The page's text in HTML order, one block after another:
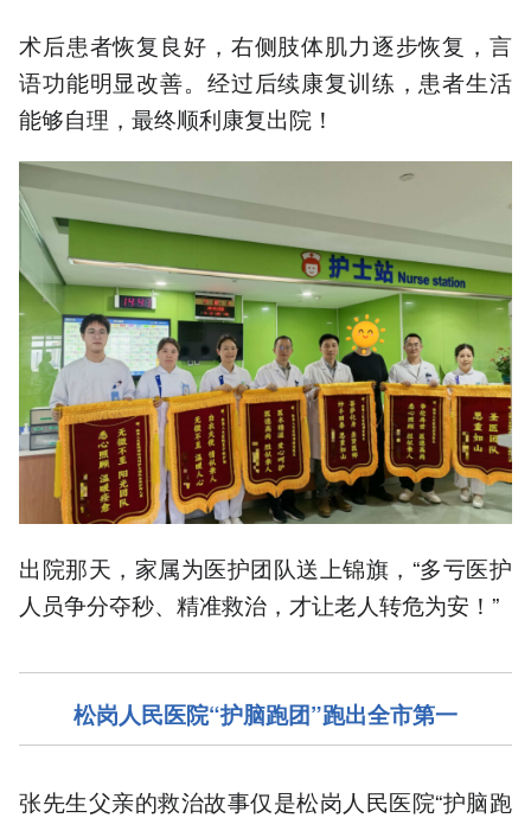
术后患者恢复良好，右侧肢体肌力逐步恢复，言
语功能明显改善。经过后续康复训练，患者生活
能够自理，最终顺利康复出院！
出院那天，家属为医护团队送上锦旗，“多亏医护
人员争分夺秒、精准救治，才让老人转危为安！”
松岗人民医院“护脑跑团”跑出全市第一
张先生父亲的救治故事仅是松岗人民医院“护脑跑